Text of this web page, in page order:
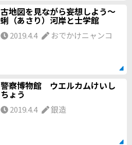
古地図を見ながら妄想しよう～
蜊（あさり）河岸と士学館
2019.4.4 おでかけニャンコ
警察博物館 ウエルカムけいし
ちょう
2019.4.4 銀造